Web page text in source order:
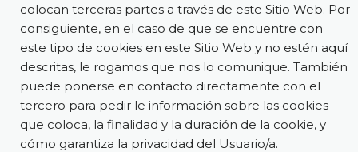
colocan terceras partes a través de este Sitio Web. Por
consiguiente, en el caso de que se encuentre con
este tipo de cookies en este Sitio Web y no estén aquí
descritas, le rogamos que nos lo comunique. También
puede ponerse en contacto directamente con el
tercero para pedir le información sobre las cookies
que coloca, la finalidad y la duración de la cookie, y
cómo garantiza la privacidad del Usuario/a.